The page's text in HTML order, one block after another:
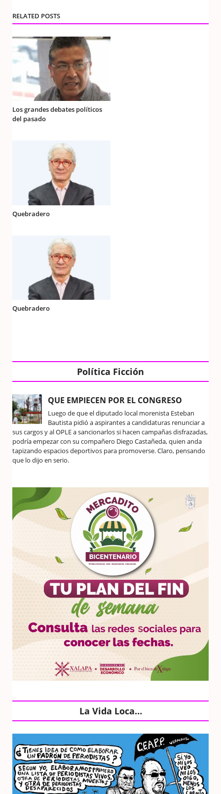
RELATED POSTS
Los grandes debates políticos
del pasado
Quebradero
Quebradero
Política Ficción
QUE EMPIECEN POR EL CONGRESO
Luego de que el diputado local morenista Esteban
Bautista pidió a aspirantes a candidaturas renunciar a
sus cargos y al OPLE a sancionarlos si hacen campañas disfrazadas,
podría empezar con su compañero Diego Castañeda, quien anda
tapizando espacios deportivos para promoverse. Claro, pensando
que lo dijo en serio.
La Vida Loca…